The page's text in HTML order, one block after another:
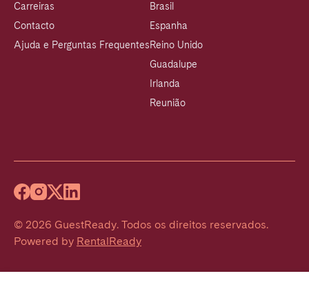
Carreiras
Contacto
Ajuda e Perguntas Frequentes
Brasil
Espanha
Reino Unido
Guadalupe
Irlanda
Reunião
© 2026 GuestReady. Todos os direitos reservados.
Powered by RentalReady